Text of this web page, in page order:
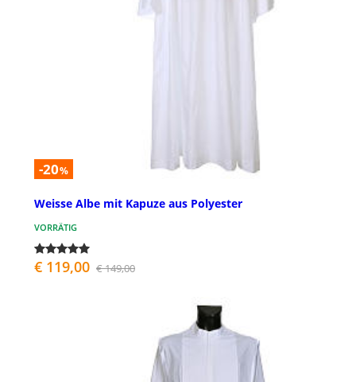
-20%
Weisse Albe mit Kapuze aus Polyester
VORRÄTIG
€ 119,00 € 149,00